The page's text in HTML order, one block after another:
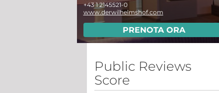
+43 1 2145521-0
www.derwilhelmshof.com
PRENOTA ORA
Public Reviews
Score